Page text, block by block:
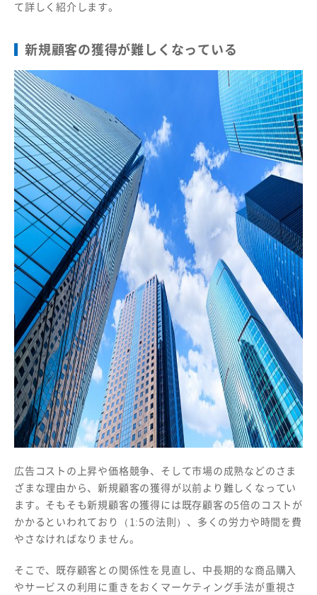
て詳しく紹介します。
新規顧客の獲得が難しくなっている
広告コストの上昇や価格競争、そして市場の成熟などのさま
ざまな理由から、新規顧客の獲得が以前より難しくなってい
ます。そもそも新規顧客の獲得には既存顧客の5倍のコストが
かかるといわれており（1:5の法則）、多くの労力や時間を費
やさなければなりません。
そこで、既存顧客との関係性を見直し、中長期的な商品購入
やサービスの利用に重きをおくマーケティング手法が重視さ